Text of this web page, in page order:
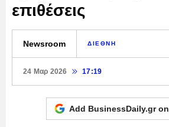
επιθέσεις
Newsroom ΔΙΕΘΝΗ
24 Μαρ 2026 17:19
Add BusinessDaily.gr on